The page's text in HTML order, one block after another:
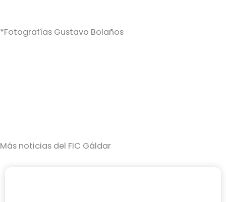
*Fotografías Gustavo Bolaños
Más noticias del FIC Gáldar